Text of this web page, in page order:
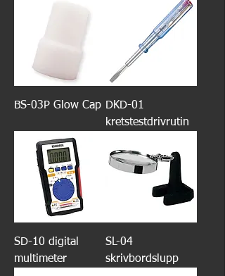
BS-03P Glow Cap DKD-01
kretstestdrivrutin
SD-10 digital
multimeter
SL-04
skrivbordslupp